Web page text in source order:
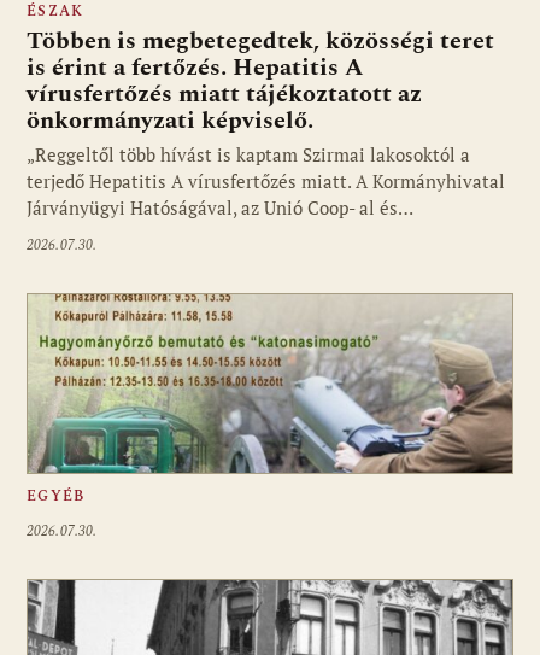
ÉSZAK
Többen is megbetegedtek, közösségi teret
is érint a fertőzés. Hepatitis A
vírusfertőzés miatt tájékoztatott az
önkormányzati képviselő.
„Reggeltől több hívást is kaptam Szirmai lakosoktól a
terjedő Hepatitis A vírusfertőzés miatt. A Kormányhivatal
Járványügyi Hatóságával, az Unió Coop- al és…
2026.07.30.
EGYÉB
2026.07.30.